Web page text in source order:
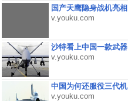
国产天鹰隐身战机亮相
v.youku.com
沙特看上中国一款武器
v.youku.com
中国为何还服役三代机
v.youku.com